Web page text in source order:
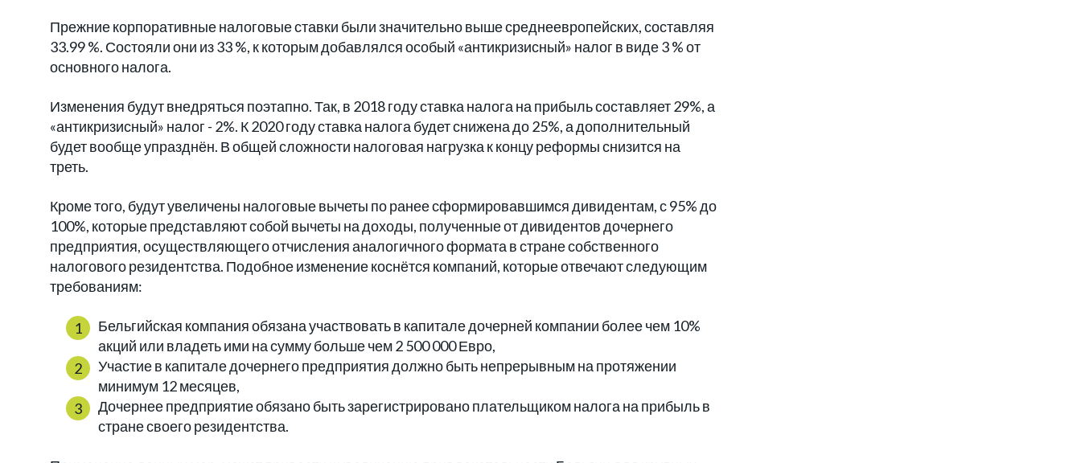
Прежние корпоративные налоговые ставки были значительно выше среднеевропейских, составляя
33.99 %. Состояли они из 33 %, к которым добавлялся особый «антикризисный» налог в виде 3 % от
основного налога.
Изменения будут внедряться поэтапно. Так, в 2018 году ставка налога на прибыль составляет 29%, а
«антикризисный» налог - 2%. К 2020 году ставка налога будет снижена до 25%, а дополнительный
будет вообще упразднён. В общей сложности налоговая нагрузка к концу реформы снизится на
треть.
Кроме того, будут увеличены налоговые вычеты по ранее сформировавшимся дивидентам, с 95% до
100%, которые представляют собой вычеты на доходы, полученные от дивидентов дочернего
предприятия, осуществляющего отчисления аналогичного формата в стране собственного
налогового резидентства. Подобное изменение коснётся компаний, которые отвечают следующим
требованиям:
Бельгийская компания обязана участвовать в капитале дочерней компании более чем 10%
акций или владеть ими на сумму больше чем 2 500 000 Евро,
Участие в капитале дочернего предприятия должно быть непрерывным на протяжении
минимум 12 месяцев,
Дочернее предприятие обязано быть зарегистрировано плательщиком налога на прибыль в
стране своего резидентства.